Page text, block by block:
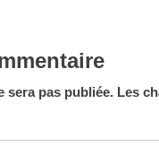
sera pas publiée. Les